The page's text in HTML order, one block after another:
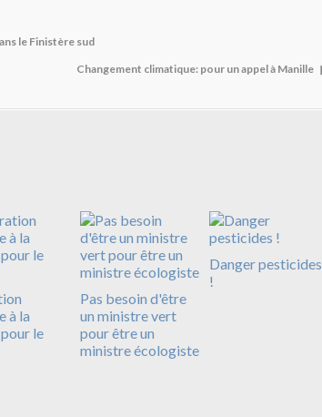
le Finistère sud
Changement climatique: pour un appel à Manille
à la
le
Pas besoin d'être
un ministre vert
pour être un
ministre écologiste
Danger pesticides
!